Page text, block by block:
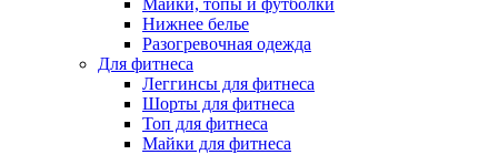
Нижнее белье
Разогревочная одежда
Для фитнеса
Леггинсы для фитнеса
Шорты для фитнеса
Топ для фитнеса
Майки для фитнеса